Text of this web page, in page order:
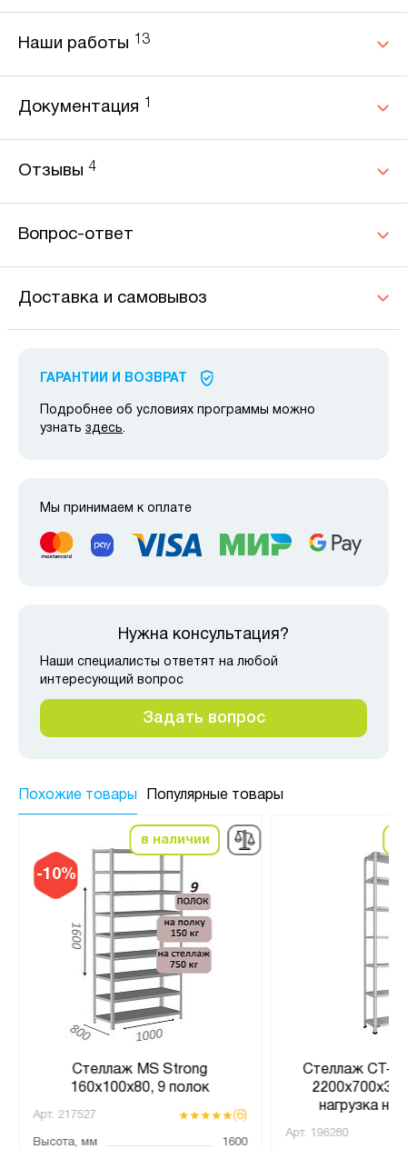
Наши работы 13
Документация
Отзывы 4
Вопрос-ответ
Доставка и самовывоз
ГАРАНТИИ И ВОЗВРАТ
Подробнее об условиях программы можно
узнать здесь.
Мы принимаем к оплате
Нужна консультация?
Наши специалисты ответят на любой
интересующий вопрос
Задать вопрос
Похожие товары Популярные товары
-10%
в наличии
Стеллаж MS Strong
160х100х80, 9 полок
Арт. 217527 (6)
Высота, мм
1600
Стеллаж СТ-
нагрузка на
Арт. 196280